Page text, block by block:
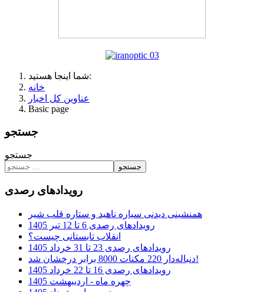
شما اینجا هستید:
خانه
عناوین کل اخبار
Basic page
جستجو
جستجو
جستجو
رویدادهای رصدی
همنشینی دیدنی سیاره ناهید و ستاره قلب شیر
رویدادهای رصدی 6 تا 12 تیر 1405
انقلاب تابستانی چیست؟
رویدادهای رصدی 23 تا 31 خرداد 1405
دنباله‌دار 220 مکنات 8000 برابر درخشان شد!
رویدادهای رصدی 16 تا 22 خرداد 1405
چهره ماه - اردیبهشت 1405